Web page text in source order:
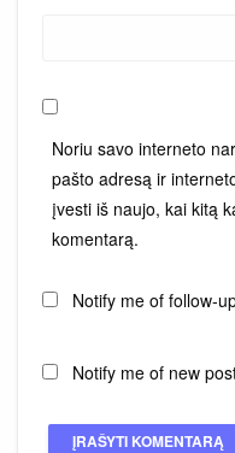
Noriu savo interneto
pašto adresą ir
įvesti iš naujo, kai kitą
komentarą.
Notify me of follow-
Notify me of new